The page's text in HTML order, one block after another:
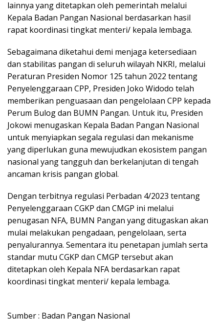
lainnya yang ditetapkan oleh pemerintah melalui
Kepala Badan Pangan Nasional berdasarkan hasil
rapat koordinasi tingkat menteri/ kepala lembaga.
Sebagaimana diketahui demi menjaga ketersediaan
dan stabilitas pangan di seluruh wilayah NKRI, melalui
Peraturan Presiden Nomor 125 tahun 2022 tentang
Penyelenggaraan CPP, Presiden Joko Widodo telah
memberikan penguasaan dan pengelolaan CPP kepada
Perum Bulog dan BUMN Pangan. Untuk itu, Presiden
Jokowi menugaskan Kepala Badan Pangan Nasional
untuk menyiapkan segala regulasi dan mekanisme
yang diperlukan guna mewujudkan ekosistem pangan
nasional yang tangguh dan berkelanjutan di tengah
ancaman krisis pangan global.
Dengan terbitnya regulasi Perbadan 4/2023 tentang
Penyelenggaraan CGKP dan CMGP ini melalui
penugasan NFA, BUMN Pangan yang ditugaskan akan
mulai melakukan pengadaan, pengelolaan, serta
penyalurannya. Sementara itu penetapan jumlah serta
standar mutu CGKP dan CMGP tersebut akan
ditetapkan oleh Kepala NFA berdasarkan rapat
koordinasi tingkat menteri/ kepala lembaga.
Sumber : Badan Pangan Nasional